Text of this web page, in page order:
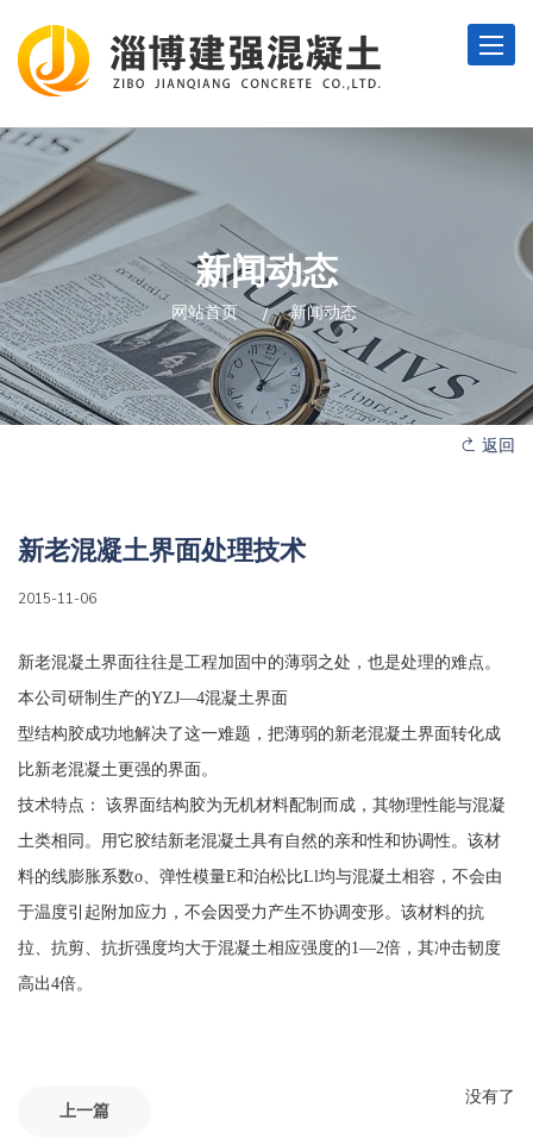
Toggle
新闻动态
网站首页 新闻动态
返回
新老混凝土界面处理技术
2015-11-06
新老混凝土界面往往是工程加固中的薄弱之处，也是处理的难点。
本公司研制生产的YZJ—4混凝土界面
型结构胶成功地解决了这一难题，把薄弱的新老混凝土界面转化成
比新老混凝土更强的界面。
技术特点： 该界面结构胶为无机材料配制而成，其物理性能与混凝
土类相同。用它胶结新老混凝土具有自然的亲和性和协调性。该材
料的线膨胀系数o、弹性模量E和泊松比Ll均与混凝土相容，不会由
于温度引起附加应力，不会因受力产生不协调变形。该材料的抗
拉、抗剪、抗折强度均大于混凝土相应强度的1—2倍，其冲击韧度
高出4倍。
上一篇
没有了